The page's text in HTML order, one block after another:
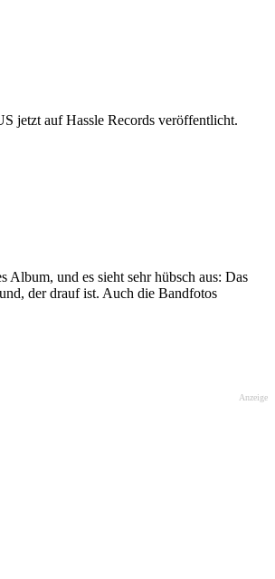
jetzt auf Hassle Records veröffentlicht.
und es sieht sehr hübsch aus: Das
der drauf ist. Auch die Bandfotos
Anzeige